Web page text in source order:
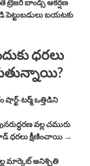
ట్రెజరీ బాండ్స్ ఆకర్షణ
పెట్టుబడులు బయటకు
ధరలు
టర్మ్ ఒత్తిడిని
వల్ల చమురు
ధరలు క్షీణించాయి →
మార్కెట్ అనిశ్చితి